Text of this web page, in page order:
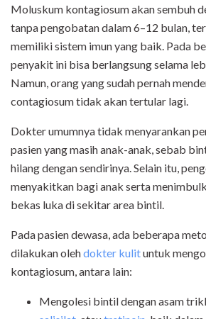
Moluskum kontagiosum akan sembuh
tanpa pengobatan dalam 6–12 bulan,
memiliki sistem imun yang baik. Pada
penyakit ini bisa berlangsung selama
Namun, orang yang sudah pernah
contagiosum tidak akan tertular lagi.
Dokter umumnya tidak menyarankan
pasien yang masih anak-anak, sebab
hilang dengan sendirinya. Selain itu,
menyakitkan bagi anak serta
bekas luka di sekitar area bintil.
Pada pasien dewasa, ada beberapa
dilakukan olehdokter kulituntuk
kontagiosum, antara lain:
Mengolesi bintil dengan asam